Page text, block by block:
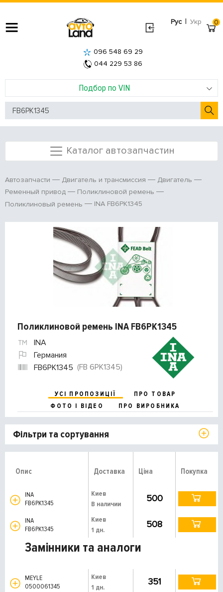
Рус | Укр
Подбор по VIN
096 548 69 29
044 229 53 86
0
Каталог автозапчастин
Автозапчасти Двигатель и трансмиссия
Двигатель
Ременный привод
Поликлиновой ремень
Поликлиновый ремень
INA FB6PK1345
Поликлиновой ремень INA FB6PK1345
INA
Германия
FB6PK1345 (FB 6PK1345)
УСІ ПРОПОЗИЦІЇ
ПРО ТОВАР
ФОТО І ВІДЕО
ПРО ВИРОБНИКА
Фільтри та сортування
Опис Доставка Ціна Покупка
INA
FB6PK1345
Киев
В наличии
500
INA
FB6PK1345
Киев
1 дн.
508
Замінники та аналоги
MEYLE
0500061345
Киев
1 дн.
351